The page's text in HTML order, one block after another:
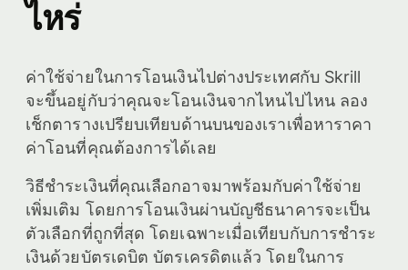
ไหร่
ค่าใช้จ่ายในการโอนเงินไปต่างประเทศกับ Skrill
จะขึ้นอยู่กับว่าคุณจะโอนเงินจากไหนไปไหน ลอง
เช็กตารางเปรียบเทียบด้านบนของเราเพื่อหาราคา
ค่าโอนที่คุณต้องการได้เลย
วิธีชำระเงินที่คุณเลือกอาจมาพร้อมกับค่าใช้จ่าย
เพิ่มเติม โดยการโอนเงินผ่านบัญชีธนาคารจะเป็น
ตัวเลือกที่ถูกที่สุด โดยเฉพาะเมื่อเทียบกับการชำระ
เงินด้วยบัตรเดบิต บัตรเครดิตแล้ว โดยในการ